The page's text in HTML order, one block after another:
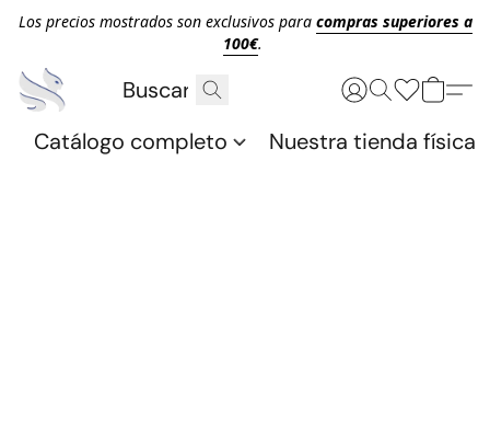
Los precios mostrados son exclusivos para compras superiores a
100€.
Catálogo completo Nuestra tienda física